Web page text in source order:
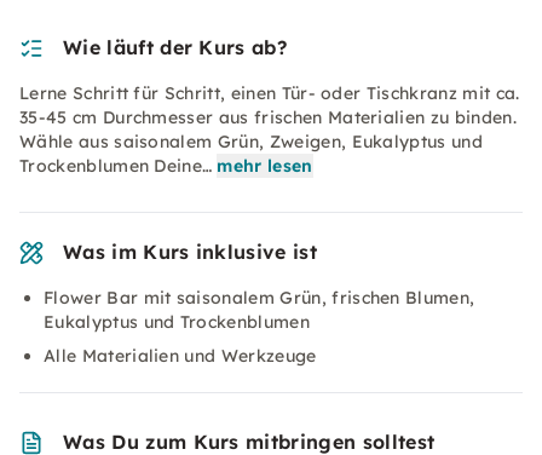
Wie läuft der Kurs ab?
Lerne Schritt für Schritt, einen Tür- oder Tischkranz mit ca.
35-45 cm Durchmesser aus frischen Materialien zu binden.
Wähle aus saisonalem Grün, Zweigen, Eukalyptus und
Trockenblumen Deine… mehr lesen
Was im Kurs inklusive ist
Flower Bar mit saisonalem Grün, frischen Blumen,
Eukalyptus und Trockenblumen
Alle Materialien und Werkzeuge
Was Du zum Kurs mitbringen solltest